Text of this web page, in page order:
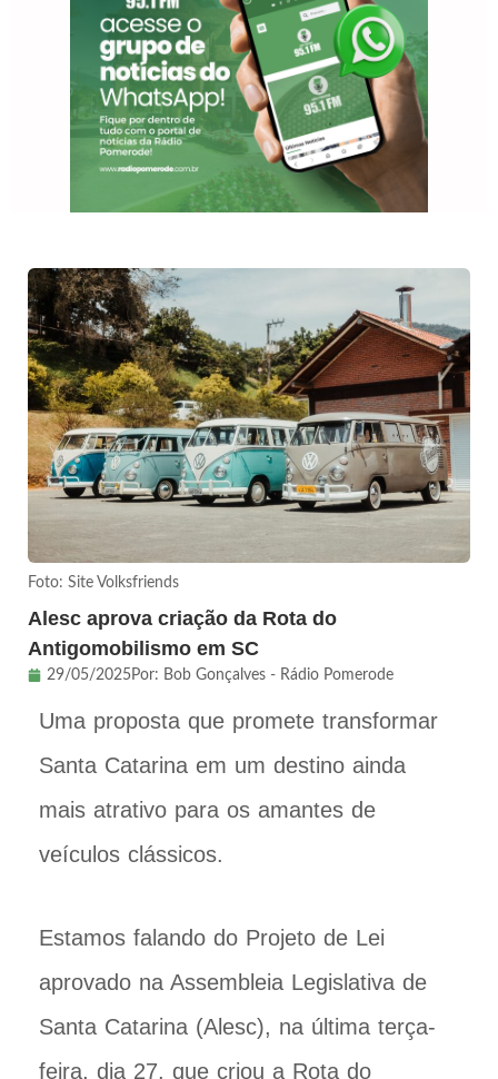
Foto: Site Volksfriends
Alesc aprova criação da Rota do
Antigomobilismo em SC
29/05/2025Por: Bob Gonçalves - Rádio Pomerode
Uma proposta que promete transformar
Santa Catarina em um destino ainda
mais atrativo para os amantes de
veículos clássicos.
Estamos falando do Projeto de Lei
aprovado na Assembleia Legislativa de
Santa Catarina (Alesc), na última terça-
feira, dia 27, que criou a Rota do